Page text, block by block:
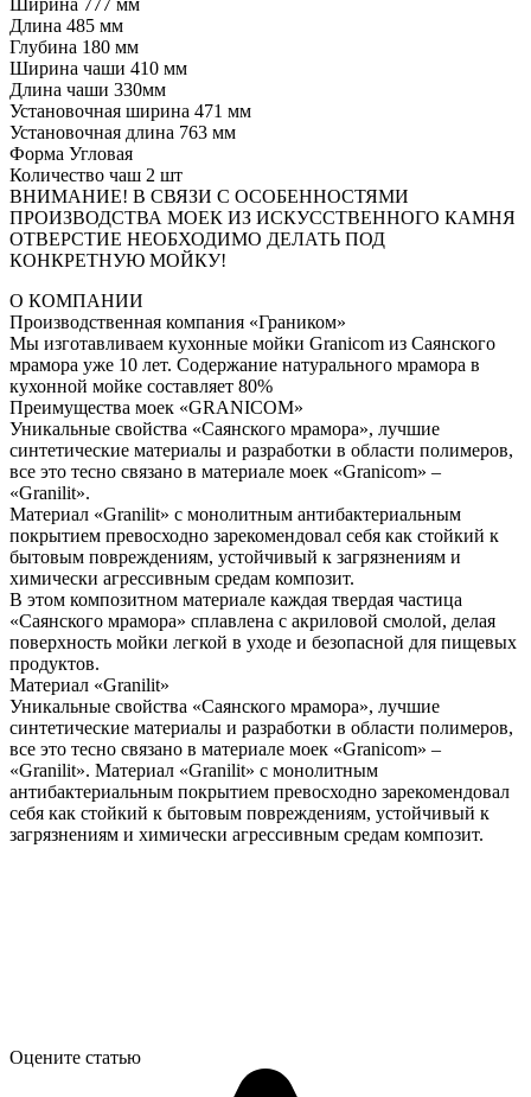
Длина 485 мм
Глубина 180 мм
Ширина чаши 410 мм
Длина чаши 330мм
Установочная ширина 471 мм
Установочная длина 763 мм
Форма Угловая
Количество чаш 2 шт
ВНИМАНИЕ! В СВЯЗИ С ОСОБЕННОСТЯМИ
ПРОИЗВОДСТВА МОЕК ИЗ ИСКУССТВЕННОГО КАМНЯ
ОТВЕРСТИЕ НЕОБХОДИМО ДЕЛАТЬ ПОД
КОНКРЕТНУЮ МОЙКУ!
О КОМПАНИИ
Производственная компания «Граником»
Мы изготавливаем кухонные мойки Granicom из Саянского
мрамора уже 10 лет. Содержание натурального мрамора в
кухонной мойке составляет 80%
Преимущества моек «GRANICOM»
Уникальные свойства «Саянского мрамора», лучшие
синтетические материалы и разработки в области полимеров,
все это тесно связано в материале моек «Granicom» –
«Granilit».
Материал «Granilit» c монолитным антибактериальным
покрытием превосходно зарекомендовал себя как стойкий к
бытовым повреждениям, устойчивый к загрязнениям и
химически агрессивным средам композит.
В этом композитном материале каждая твердая частица
«Саянского мрамора» сплавлена с акриловой смолой, делая
поверхность мойки легкой в уходе и безопасной для пищевых
продуктов.
Материал «Granilit»
Уникальные свойства «Саянского мрамора», лучшие
синтетические материалы и разработки в области полимеров,
все это тесно связано в материале моек «Granicom» –
«Granilit». Материал «Granilit» c монолитным
антибактериальным покрытием превосходно зарекомендовал
себя как стойкий к бытовым повреждениям, устойчивый к
загрязнениям и химически агрессивным средам композит.
Оцените статью